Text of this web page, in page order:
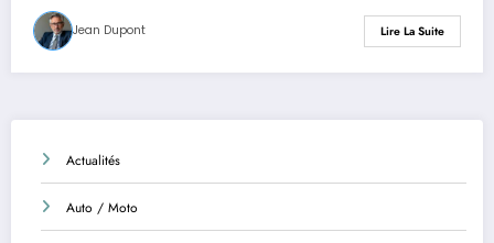
Jean Dupont Lire La Suite
Actualités
Auto / Moto